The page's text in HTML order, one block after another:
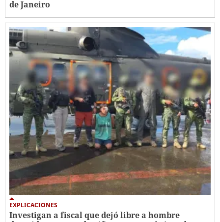
de Janeiro
EXPLICACIONES
Investigan a fiscal que dejó libre a hombre